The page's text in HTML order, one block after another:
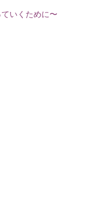
いくために〜